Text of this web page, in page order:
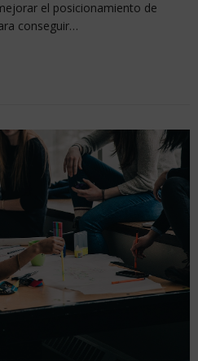
el posicionamiento de
conseguir…